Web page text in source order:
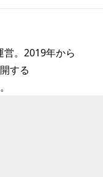
。2019年から
する